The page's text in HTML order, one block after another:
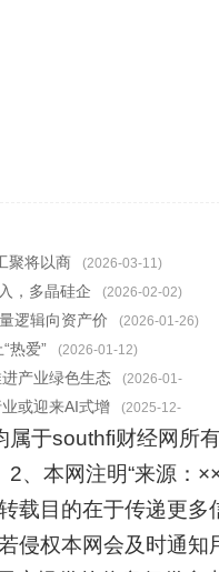
聚将以商
(2026-03-11)
，多晶硅企 (2026-02-02)
逻辑向资产价 (2026-01-26)
热爱” (2026-01-12)
产业绿色生态 (2026-01-
或迎来AI式增 (2025-12-
于southfi财经网所
、本网注明“来源：
载目的在于传递更多
侵权本网会及时通知